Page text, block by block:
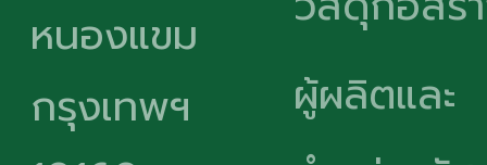
หนองแขม
กรุงเทพฯ
ผู้ผลิตและ